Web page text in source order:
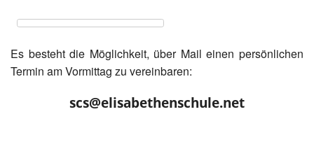
Es besteht die Möglichkeit, über Mail einen persönlichen
Termin am Vormittag zu vereinbaren:
scs@elisabethenschule.net